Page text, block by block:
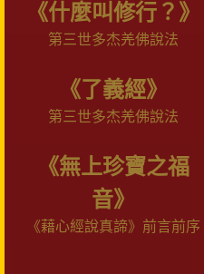
《什麼叫修行？》
第三世多杰羌佛說法
《了義經》
第三世多杰羌佛說法
《無上珍寶之福
音》
《藉心經說真諦》前言前序